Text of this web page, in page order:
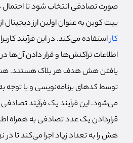
صورت تصادفی انتخاب شود تا
بیت کوین به عنوان اولین ارز دیجیتال
کاراستفاده می‌کند. در این فرآیند
اطلاعات تراکنش‌ها و قرار دادن آن‌ها
یافتن هش هدف هر بلاک هستند.
توسط کدهای برنامه‌نویسی و با توجه
می‌شود. این فرآیند یک فرآیند تصادفی
قراردادن یک عدد تصادفی به همراه
هش را به تعداد زیاد اجرا می‌کند تا در